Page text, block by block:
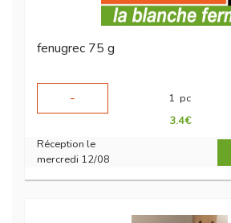
fenugrec 75 g
-
1 pc
3.4€
Réception le
mercredi 12/08